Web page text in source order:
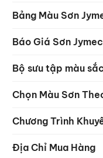
Bảng Màu Sơn
Báo Giá Sơn Jymec
Bộ sưu tập màu sắc
Chọn Màu Sơn
Chương Trình
Địa Chỉ Mua Hàng